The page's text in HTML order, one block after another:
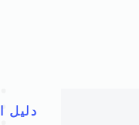
دليل